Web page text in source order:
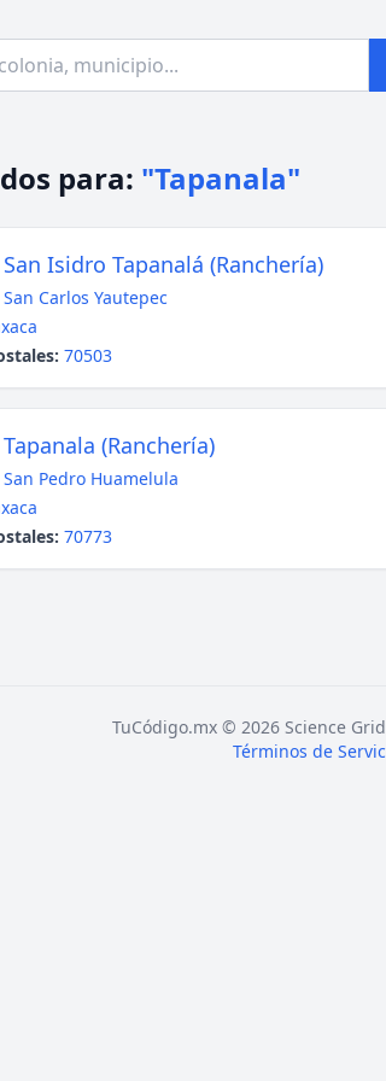
para: "Tapanala"
San Isidro Tapanalá (Ranchería)
San Carlos Yautepec
70503
Tapanala (Ranchería)
San Pedro Huamelula
70773
TuCódigo.mx © 2026 Science
Términos de